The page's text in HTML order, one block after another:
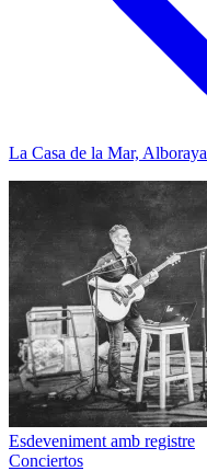
La Casa de la Mar, Alboraya
Esdeveniment amb registre
Conciertos